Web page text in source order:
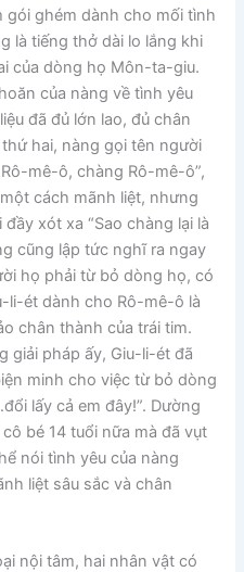
gói ghém dành cho mối tình
là tiếng thở dài lo lắng khi
của dòng họ Môn-ta-giu.
của nàng về tình yêu
đã đủ lớn lao, đủ chân
hai, nàng gọi tên người
mê-ô, chàng Rô-mê-ô”,
cách mãnh liệt, nhưng
xót xa “Sao chàng lại là
cũng lập tức nghĩ ra ngay
họ phải từ bỏ dòng họ, có
li-ét dành cho Rô-mê-ô là
chân thành của trái tim.
giải pháp ấy, Giu-li-ét đã
minh cho việc từ bỏ dòng
lấy cả em đây!”. Dường
bé 14 tuổi nữa mà đã vụt
nói tình yêu của nàng
liệt sâu sắc và chân
nội tâm, hai nhân vật có